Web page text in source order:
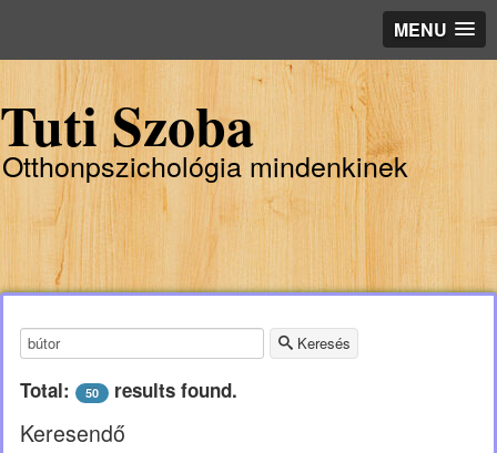
MENU
Tuti Szoba
Otthonpszichológia mindenkinek
Keresendő kulcsszó: Keresés
Total: 50 results found.
Keresendő